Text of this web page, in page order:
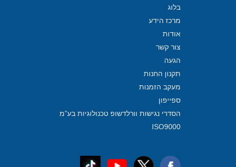
בלוג
מרכז הידע
אודות
צור קשר
הגעה
תקנון החנות
מעקב הזמנות
ספייפון
הסדרי נגישות וורלדשופ טכנולוגיות בע”מ
ISO9000